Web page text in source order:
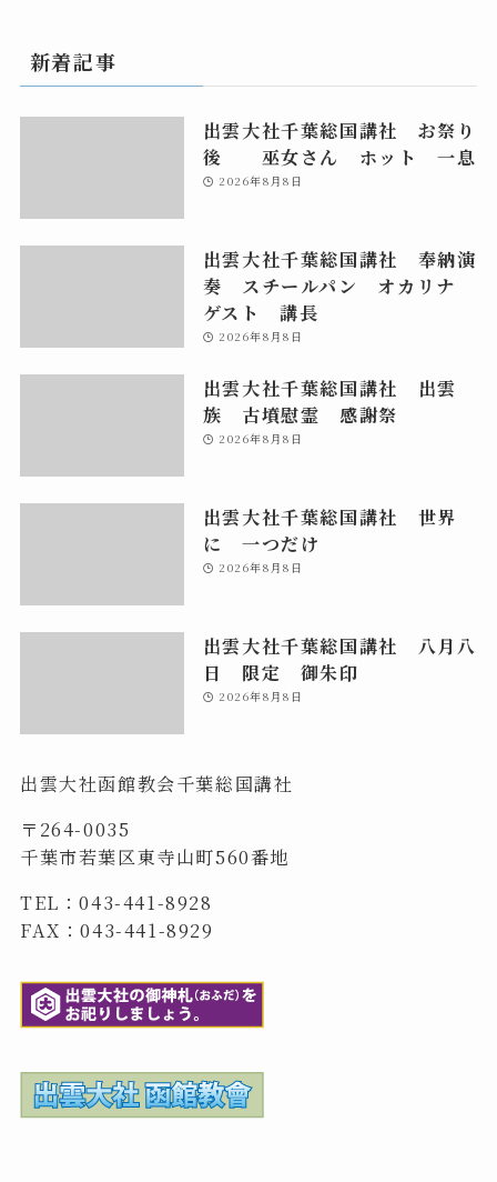
新着記事
出雲大社千葉総国講社 お祭り
後 巫女さん ホット 一息
2026年8月8日
出雲大社千葉総国講社 奉納演
奏 スチールパン オカリナ
ゲスト 講長
2026年8月8日
出雲大社千葉総国講社 出雲
族 古墳慰霊 感謝祭
2026年8月8日
出雲大社千葉総国講社 世界
に 一つだけ
2026年8月8日
出雲大社千葉総国講社 八月八
日 限定 御朱印
2026年8月8日
出雲大社函館教会千葉総国講社
〒264-0035
千葉市若葉区東寺山町560番地
TEL：043-441-8928
FAX：043-441-8929